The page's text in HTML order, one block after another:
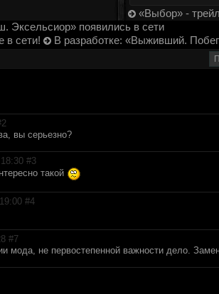
«Выбор» -
Эксельсиор» появились в сети
в сети!
В разработке: «Выживший.
2
вы серьезно?
#3
такой
#4
#7
мода, не первостепенной важности дело.